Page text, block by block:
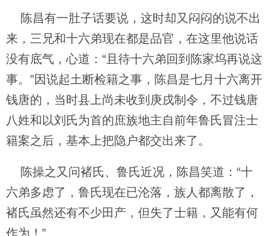
陈昌有一肚子话要说，这时却又闷闷的说不出
来，三兄和十六弟现在都是品官，在这里他说话
没有底气，心道：“且待十六弟回到陈家坞再说这
事。”因说起土断检籍之事，陈昌是七月十六离开
钱唐的，当时县上尚未收到庚戌制令，不过钱唐
八姓和以刘氏为首的庶族地主自前年鲁氏冒注士
籍案之后，基本上把隐户都交出来了。
陈操之又问褚氏、鲁氏近况，陈昌笑道：“十
六弟多虑了，鲁氏现在已沦落，族人都离散了，
褚氏虽然还有不少田产，但失了士籍，又能有何
作为！”